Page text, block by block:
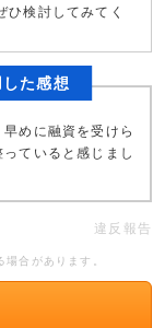
ひ検討してみてく
た感想
めに融資を受けら
ていると感じまし
違反報告
合があります。